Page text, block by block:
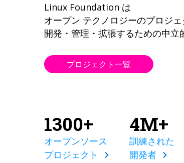
Linux Foundation は
オープン テクノロジーのプロジ
開発・管理・拡張するための中立
プロジェクト一覧
1300+
オープンソース
プロジェクト
4M+
訓練された
開発者